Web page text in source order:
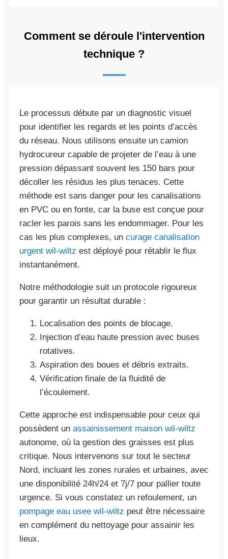
Comment se déroule l'intervention
technique ?
Le processus débute par un diagnostic visuel
pour identifier les regards et les points d’accès
du réseau. Nous utilisons ensuite un camion
hydrocureur capable de projeter de l’eau à une
pression dépassant souvent les 150 bars pour
décoller les résidus les plus tenaces. Cette
méthode est sans danger pour les canalisations
en PVC ou en fonte, car la buse est conçue pour
racler les parois sans les endommager. Pour les
cas les plus complexes, un curage canalisation
urgent wil-wiltz est déployé pour rétablir le flux
instantanément.
Notre méthodologie suit un protocole rigoureux
pour garantir un résultat durable :
Localisation des points de blocage.
Injection d’eau haute pression avec buses
rotatives.
Aspiration des boues et débris extraits.
Vérification finale de la fluidité de
l’écoulement.
Cette approche est indispensable pour ceux qui
possèdent un assainissement maison wil-wiltz
autonome, où la gestion des graisses est plus
critique. Nous intervenons sur tout le secteur
Nord, incluant les zones rurales et urbaines, avec
une disponibilité 24h/24 et 7j/7 pour pallier toute
urgence. Si vous constatez un refoulement, un
pompage eau usee wil-wiltz peut être nécessaire
en complément du nettoyage pour assainir les
lieux.